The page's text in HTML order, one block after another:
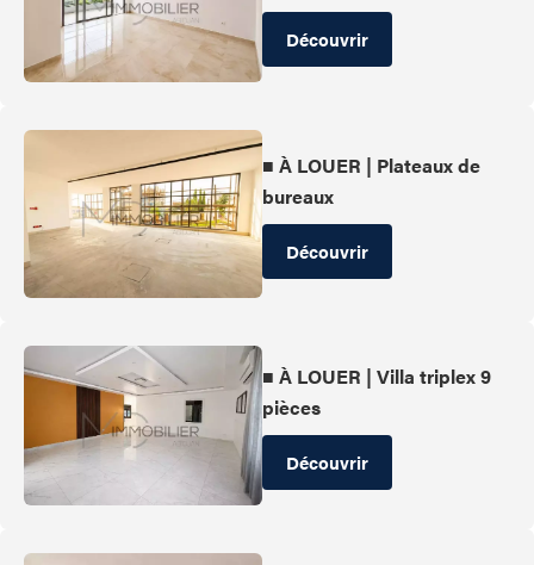
Découvrir
■ À LOUER | Plateaux de
bureaux
Découvrir
■ À LOUER | Villa triplex 9
pièces
Découvrir